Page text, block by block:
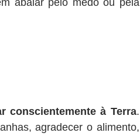
conscientemente à Terra.
agradecer o alimento,